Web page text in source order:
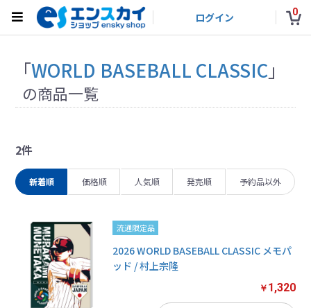
ログイン 0
「WORLD BASEBALL CLASSIC」
の商品一覧
2件
新着順 価格順 人気順 発売順 予約品以外
流通限定品
2026 WORLD BASEBALL CLASSIC メモパ
ッド / 村上宗隆
￥ 1,320